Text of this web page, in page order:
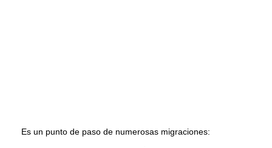
Es un punto de paso de numerosas migraciones: